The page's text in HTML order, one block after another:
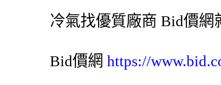
冷氣找優質廠商 Bid價網
Bid價網 https://